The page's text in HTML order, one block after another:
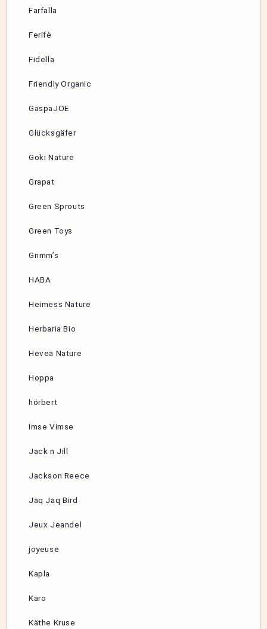
Farfalla
Ferifè
Fidella
Friendly Organic
GaspaJOE
Glücksgäfer
Goki Nature
Grapat
Green Sprouts
Green Toys
Grimm’s
HABA
Heimess Nature
Herbaria Bio
Hevea Nature
Hoppa
hörbert
Imse Vimse
Jack n Jill
Jackson Reece
Jaq Jaq Bird
Jeux Jeandel
joyeuse
Kapla
Karo
Käthe Kruse